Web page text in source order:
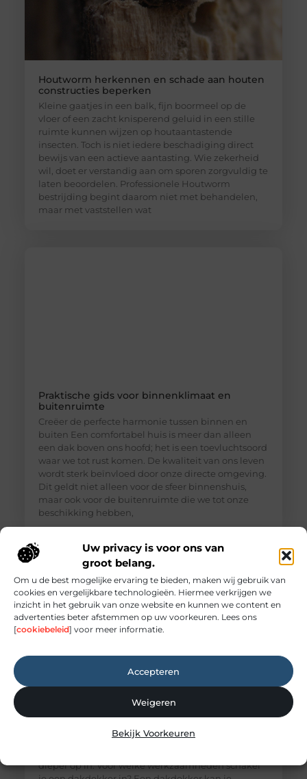
Uw privacy is voor ons van
groot belang.
Om u de best mogelijke ervaring te bieden, maken wij gebruik van
cookies en vergelijkbare technologieën. Hiermee verkrijgen we
inzicht in het gebruik van onze website en kunnen we content en
advertenties beter afstemmen op uw voorkeuren. Lees ons
[cookiebeleid] voor meer informatie.
Accepteren
Weigeren
Bekijk Voorkeuren
Houtworm herkennen en schade aan houten
constructies beperken
Kleine gaatjes in een balk, fijn boormeel op de
vloer of een zacht knisperend geluid in een stille
ruimte kunnen wijzen op houtaantastende
insecten. Toch is niet iedere beschadiging direct
bewijs van een actieve aantasting. Wie zekerheid
wil, doet er verstandig aan om sporen zorgvuldig te
laten beoordelen. Professionele Houtworm
bestrijding begint daarom niet met behandelen,
maar met vaststellen wat
Praktische gids voor binnenklimaat en
buitenruimte
Creëer de perfecte harmonie tussen binnen en
buiten Een comfortabel huis is meer dan alleen
een dak boven ons hoofd; het is een toevluchtsoord
waar we tot rust komen. De kwaliteit van ons leven
wordt sterk beïnvloed door onze directe omgeving.
Dit geldt niet alleen voor de sfeer binnenshuis,
maar ook voor de buitenruimte die we tot onze
beschikking hebben,
Wat doet een dakdekker?
dakdekker veel meer dan alleen het repareren van
dieper op in. Voor welke werkzaamheden schakel